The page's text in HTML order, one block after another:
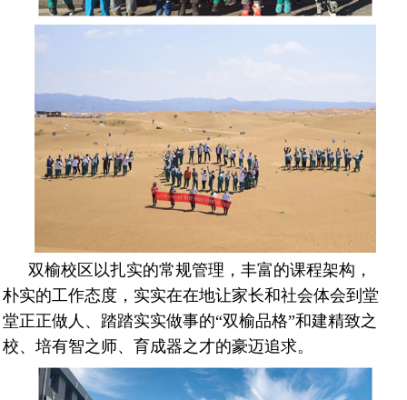
双榆校区以扎实的常规管理，丰富的课程架构，
朴实的工作态度，实实在在地让家长和社会体会到堂
堂正正做人、踏踏实实做事的“双榆品格”和建精致之
校、培有智之师、育成器之才的豪迈追求。